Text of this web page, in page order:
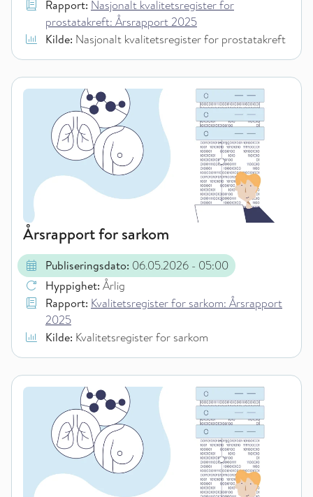
Rapport: Nasjonalt kvalitetsregister for
prostatakreft: Årsrapport 2025
Kilde: Nasjonalt kvalitetsregister for prostatakreft
Årsrapport for sarkom
Publiseringsdato: 06.05.2026 - 05:00
Hyppighet: Årlig
Rapport: Kvalitetsregister for sarkom: Årsrapport
2025
Kilde: Kvalitetsregister for sarkom